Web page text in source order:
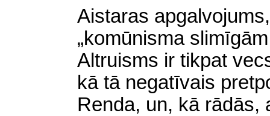
Aistaras
„komūnisma
Altruisms ir tikpat
kā tā negatīvais
Renda, un, kā rādās,